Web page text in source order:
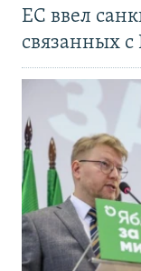
ЕС ввел
связанных